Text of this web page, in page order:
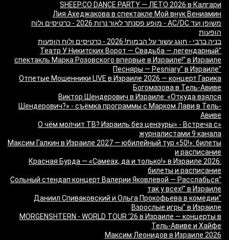
SHEEP.CO DANCE PARTY — ЛЕТО 2026 в Калгари
Лия Ахеджакова в спектакле Мой внук Вениамин
משופן ועד AC/DC - מופע פסנתר לאור נרות 2026 - כרטיסים ולוח
הופעות
בניה ברבי - חוגג עשור על הבמות! 2026 - כרטיסים ולוח הופעות
"Театр У Никитских Ворот — Свадьба — легендарный
спектакль Марка Розовского впервые в Израиле!" в Израиле
"Песняры — Pesniary" в Израиле
Отпетые Мошенники LIVE в Израиле 2026 — концерт Гарика
Богомазова в Тель-Авиве
Виктор Шендерович в Израиле: «Откуда взялся
Шендерович?» - съёмка программы с Марком Лави в Тель-
Авиве
«О чём молчит ТВ? Израиль без цензуры» - Встреча с
журналистами 9 канала
Максим Галкин в Израиле 2027 — юбилейный тур «50!»: билеты
и расписание
Красная Бурда — «Самеах, да и только!» в Израиле 2026:
билеты и расписание
"Сольный стендап концерт Валерии Яковлевой — Расслабься
так у всех!" в Израиле
"Даниил Спиваковский и Ольга Прокофьева в комедии
Взрослые игры" в Израиле
MORGENSHTERN - WORLD TOUR '26 в Израиле — концерты в
Тель-Авиве и Хайфе
Максим Леонидов в Израиле 2026